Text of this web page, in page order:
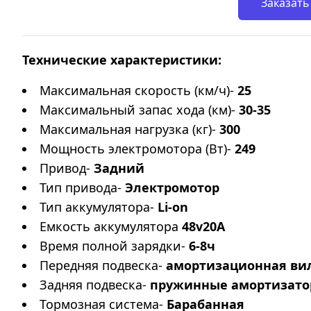
Технические характеристики:
Максимальная скорость (км/ч)- 25
Максимальный запас хода (км)- 30-35
Максимальная нагрузка (кг)- 300
Мощность электромотора (Вт)- 249
Привод- Задний
Тип привода- Электромотор
Тип аккумулятора- Li-on
Емкость аккумулятора 48v20A
Время полной зарядки- 6-8ч
Передняя подвеска- амортизационная
Задняя подвеска- пружинные
Тормозная система- Барабанная